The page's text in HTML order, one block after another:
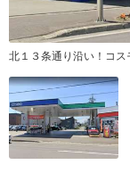
北１３条通り沿い！コス